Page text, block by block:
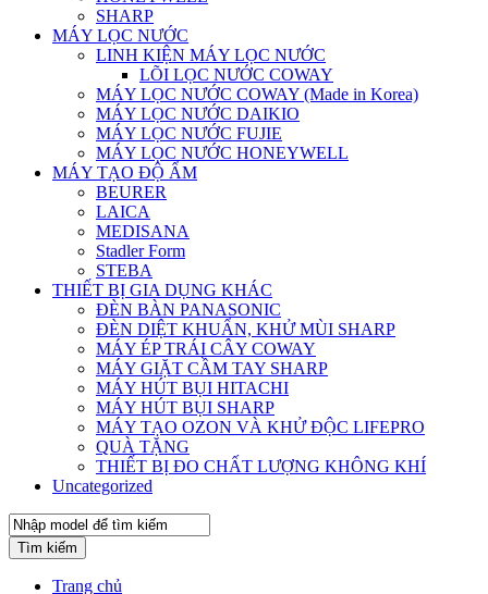
SHARP
MÁY LỌC NƯỚC
LINH KIỆN MÁY LỌC NƯỚC
LÕI LỌC NƯỚC COWAY
MÁY LỌC NƯỚC COWAY (Made in Korea)
MÁY LỌC NƯỚC DAIKIO
MÁY LỌC NƯỚC FUJIE
MÁY LỌC NƯỚC HONEYWELL
MÁY TẠO ĐỘ ẨM
BEURER
LAICA
MEDISANA
Stadler Form
STEBA
THIẾT BỊ GIA DỤNG KHÁC
ĐÈN BÀN PANASONIC
ĐÈN DIỆT KHUẨN, KHỬ MÙI SHARP
MÁY ÉP TRÁI CÂY COWAY
MÁY GIẶT CẦM TAY SHARP
MÁY HÚT BỤI HITACHI
MÁY HÚT BỤI SHARP
MÁY TẠO OZON VÀ KHỬ ĐỘC LIFEPRO
QUÀ TẶNG
THIẾT BỊ ĐO CHẤT LƯỢNG KHÔNG KHÍ
Uncategorized
Tìm kiếm
Trang chủ